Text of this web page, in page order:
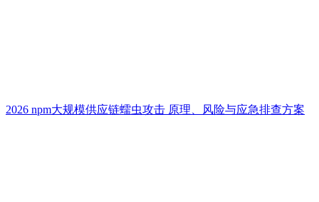
2026 npm大规模供应链蠕虫攻击 原理、风险与应急排查方案